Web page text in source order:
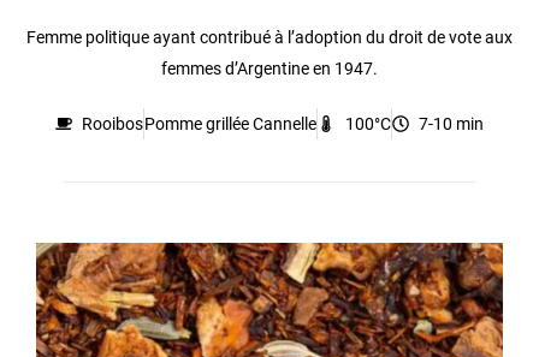
Femme politique ayant contribué à l’adoption du droit de vote aux
femmes d’Argentine en 1947.
RooibosPomme grillée Cannelle 100°C 7-10 min